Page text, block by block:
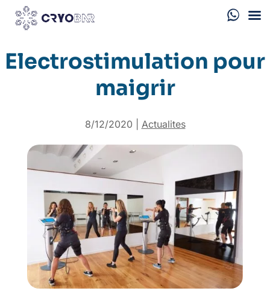
Electrostimulation pour
maigrir
8/12/2020 Actualites